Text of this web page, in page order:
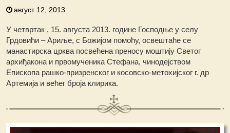
август 12, 2013
У четвртак , 15. августа 2013. године Господње у селу
Грдовићи – Ариље, с Божијом помоћу, освештаће се
манастирска црква посвећена преносу моштију Светог
архиђакона и првомученика Стефана, чинодејством
Епископа рашко-призренског и косовско-метохијског г. др
Артемија и већег броја клирика.